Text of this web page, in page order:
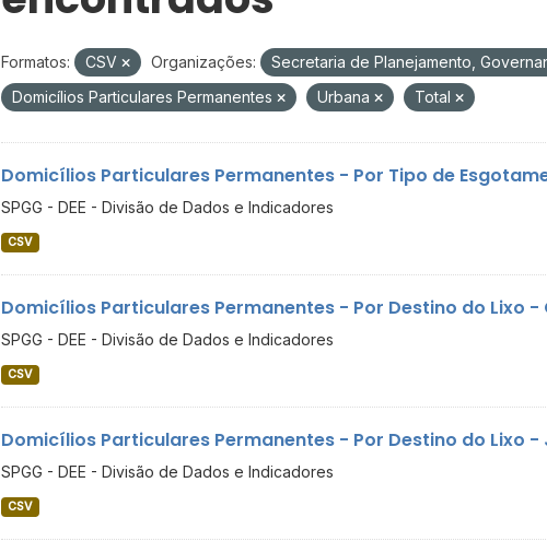
Formatos: CSV Organizações: Secretaria de Planejamento,
Domicílios Particulares Permanentes
Urbana Total
Domicílios Particulares Permanentes - Por Tipo de
SPGG - DEE - Divisão de Dados e Indicadores
CSV
Domicílios Particulares Permanentes - Por Destino do Lixo -
SPGG - DEE - Divisão de Dados e Indicadores
CSV
Domicílios Particulares Permanentes - Por Destino do Lixo
SPGG - DEE - Divisão de Dados e Indicadores
CSV